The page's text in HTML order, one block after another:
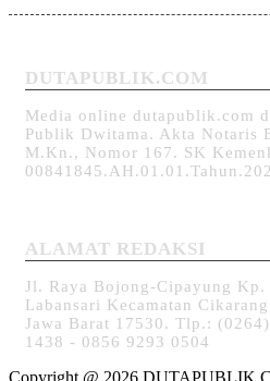
DUTAPUBLIK.COM
Media online dutapublik.com
Publik Dwitama. Akta Notaris
M.Kn., Nomor 167. SK
ALAMAT REDAKSI
Jl. Raya Bojong-Cipayung Kp.
Labansari Kecamatan
Jawa Barat 17530. Tlp.:
1438 - 0856 9293 0504
Copyright @ 2026